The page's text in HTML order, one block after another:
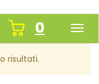
0inseriti
risultati.